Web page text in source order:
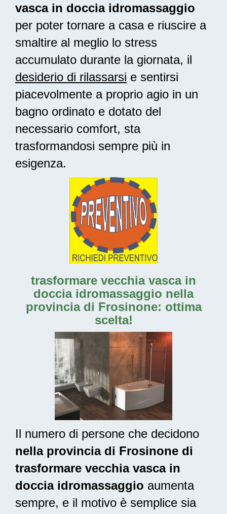
vasca in doccia idromassaggio
per poter tornare a casa e riuscire a
smaltire al meglio lo stress
accumulato durante la giornata, il
desiderio di rilassarsi e sentirsi
piacevolmente a proprio agio in un
bagno ordinato e dotato del
necessario comfort, sta
trasformandosi sempre più in
esigenza.
trasformare vecchia vasca in
doccia idromassaggio nella
provincia di Frosinone: ottima
scelta!
Il numero di persone che decidono
nella provincia di Frosinone di
trasformare vecchia vasca in
doccia idromassaggio aumenta
sempre, e il motivo è semplice sia